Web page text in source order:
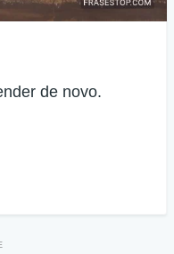
de novo.